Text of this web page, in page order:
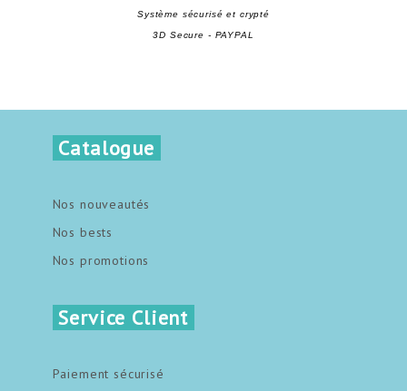
Système sécurisé et crypté
3D Secure - PAYPAL
Catalogue
Nos nouveautés
Nos bests
Nos promotions
Service Client
Paiement sécurisé